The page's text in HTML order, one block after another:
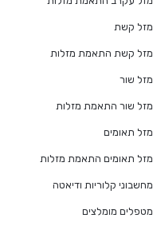
מזל קשת
מזל קשת התאמת מזלות
מזל שור
מזל שור התאמת מזלות
מזל תאומים
מזל תאומים התאמת מזלות
מחשבוני קלוריות ודיאטה
מטפלים מומלצים